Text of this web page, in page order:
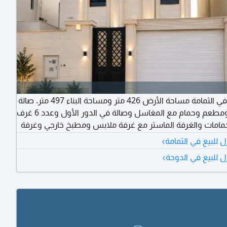
للبيع فيلا في الثمامة مساحة الأرض 426 متر ومساحة البناء 497 متر. صالة
ومجلس ومطعم وحمام مع المغاسل وصالة في الدور الأول وعدد 6 غرف
7 حمامات والغرفة الماستر مع غرفة ملابس ومطبخ خارجي وغرفة
خادمة وغرفة سائق مع مكيفات دكت سبليت ومصعد
للبيع في الثمامة›
للبيع في الدوحة›